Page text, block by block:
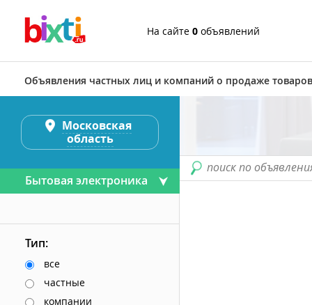
На сайте 0 объявлений
Объявления частных лиц и компаний о продаже
поиск по
Московская
область
Бытовая электроника
Тип:
все
частные
компании